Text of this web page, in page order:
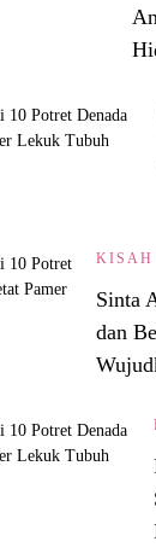
KISAH
Sinta
dan